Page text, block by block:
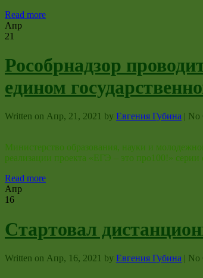
Read more
Апр
21
Рособрнадзор
едином
Written on Апр, 21, 2021 by Евгения Губина | No
Министерство образования, науки и
реализации проекта «ЕГЭ – это про100!»
Read more
Апр
16
Стартовал
Written on Апр, 16, 2021 by Евгения Губина | No